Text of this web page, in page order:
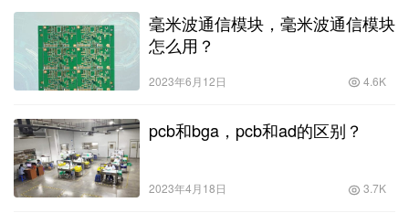
毫米波通信模块，毫米波通信模块
怎么用？
2023年6月12日 4.6K
pcb和bga，pcb和ad的区别？
2023年4月18日 3.7K